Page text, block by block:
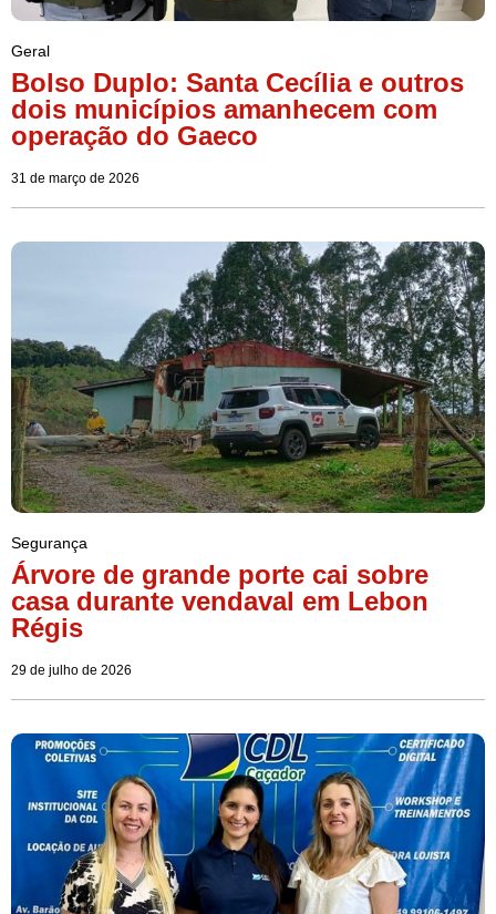
Geral
Bolso Duplo: Santa Cecília e outros
dois municípios amanhecem com
operação do Gaeco
31 de março de 2026
Segurança
Árvore de grande porte cai sobre
casa durante vendaval em Lebon
Régis
29 de julho de 2026